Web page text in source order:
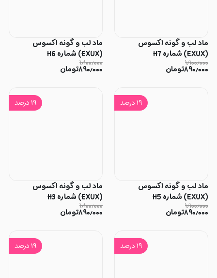
ماد لب و گونه اکسوس
(EXUX) شماره H7
۱٫۱۰۰٫۰۰۰
۸۹۰٫۰۰۰تومان
ماد لب و گونه اکسوس
(EXUX) شماره H6
۱٫۱۰۰٫۰۰۰
۸۹۰٫۰۰۰تومان
۱۹درصد
ماد لب و گونه اکسوس
(EXUX) شماره H5
۱٫۱۰۰٫۰۰۰
۸۹۰٫۰۰۰تومان
۱۹درصد
ماد لب و گونه اکسوس
(EXUX) شماره H3
۱٫۱۰۰٫۰۰۰
۸۹۰٫۰۰۰تومان
۱۹درصد ۱۹درصد